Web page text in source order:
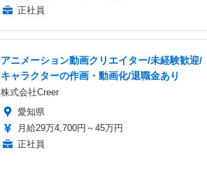
正社員
アニメーション動画クリエイター/未経験歓迎/
キャラクターの作画・動画化/退職金あり
株式会社Creer
愛知県
月給29万4,700円～45万円
正社員